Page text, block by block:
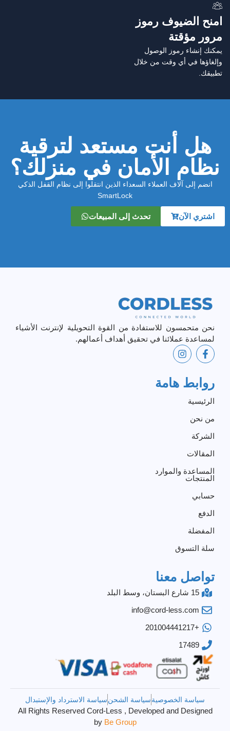
امنح الضيوف رموز
مرور مؤقتة
يمكنك إنشاء رموز الوصول
وإلغاؤها في أي وقت من خلال
تطبيقك.
هل أنت مستعد لترقية
نظام الأمان في منزلك؟
انضم إلى آلاف العملاء السعداء الذين انتقلوا إلى نظام القفل الذكي
SmartLock
اشتري الآن تحدث إلى المبيعات
نحن متحمسون للاستفادة من القوة التحويلية لإنترنت الأشياء
لمساعدة عملائنا في تحقيق أهداف أعمالهم.
روابط هامة
الرئيسية
من نحن
الشركة
المقالات
المساعدة والموارد
المنتجات
حسابي
الدفع
المفضلة
سلة التسوق
تواصل معنا
15 شارع البستان، وسط البلد
info@cord-less.com
+201004441217
17489
سياسة الخصوصيةسياسة الشحنسياسة الاسترداد والإستبدال
All Rights Reserved Cord-Less , Developed and Designed
by Be Group